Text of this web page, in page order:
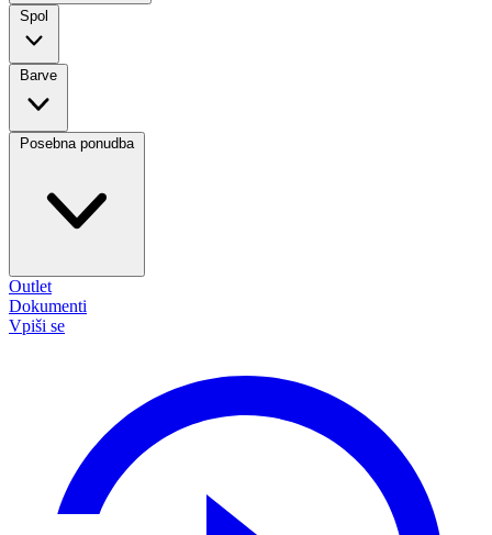
Spol
Barve
Posebna ponudba
Outlet
Dokumenti
Vpiši se